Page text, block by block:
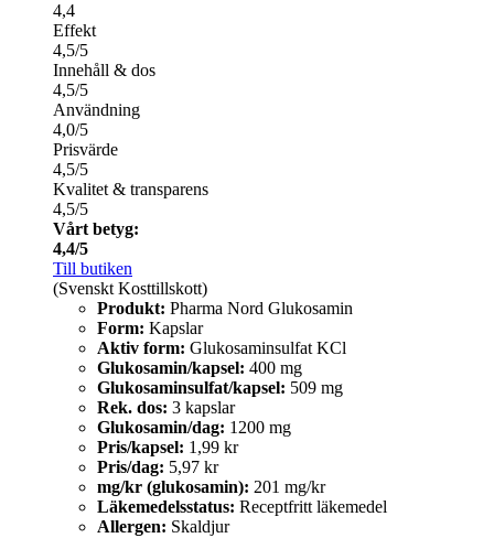
4,4
Effekt
4,5/5
Innehåll & dos
4,5/5
Användning
4,0/5
Prisvärde
4,5/5
Kvalitet & transparens
4,5/5
Vårt betyg:
4,4/5
Till butiken
(Svenskt Kosttillskott)
Produkt: Pharma Nord Glukosamin
Form: Kapslar
Aktiv form: Glukosaminsulfat KCl
Glukosamin/kapsel: 400 mg
Glukosaminsulfat/kapsel: 509 mg
Rek. dos: 3 kapslar
Glukosamin/dag: 1200 mg
Pris/kapsel: 1,99 kr
Pris/dag: 5,97 kr
mg/kr (glukosamin): 201 mg/kr
Läkemedelsstatus: Receptfritt läkemedel
Allergen: Skaldjur